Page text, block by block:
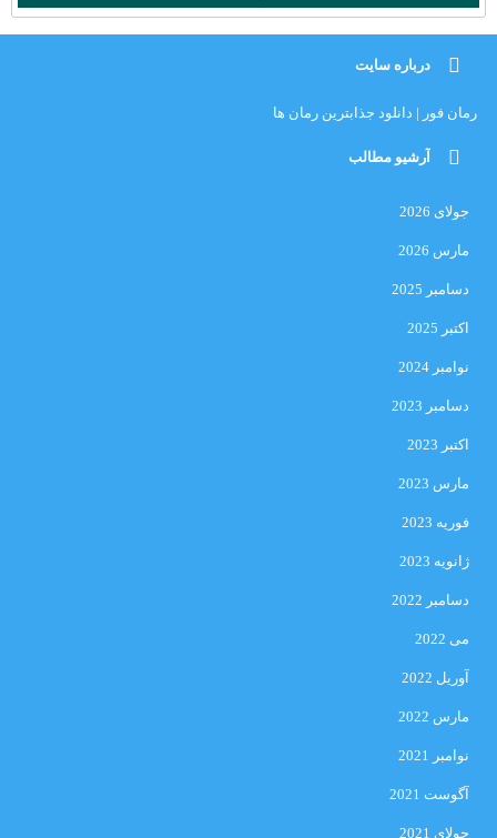
درباره سایت
رمان فور | دانلود جذابترین رمان ها
آرشیو مطالب
جولای 2026
مارس 2026
دسامبر 2025
اکتبر 2025
نوامبر 2024
دسامبر 2023
اکتبر 2023
مارس 2023
فوریه 2023
ژانویه 2023
دسامبر 2022
می 2022
آوریل 2022
مارس 2022
نوامبر 2021
آگوست 2021
جولای 2021